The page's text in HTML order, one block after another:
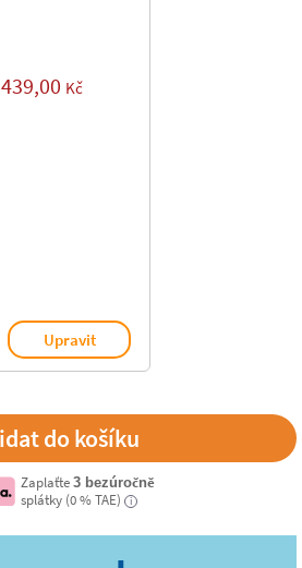
439,00 Kč
Upravit
Zaplaťte 3 bezúročně
splátky (0 % TAE) i